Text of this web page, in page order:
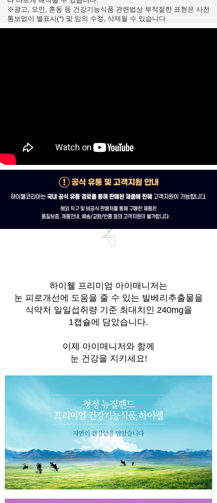
※광고, 오인, 혼동 등 건강기능식품 관련법상 부적절한 표현은 사전
통보없이 별표시(*) 및 임의 수정, 삭제될 수 있습니다.
하이웰 프리미엄 아이매니저는
눈 피로개선에 도움을 줄 수 있는 빌베리추출물을
식약처 일일섭취량 기준 최대치인 240mg을
1캡슐에 담았습니다.
이제 아이매니저와 함께
눈 건강을 지키세요!